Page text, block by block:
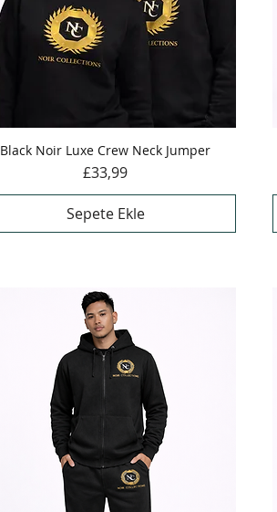
Hızlı Bakış
Black Noir Luxe Crew Neck Jumper
Fiyat
£33,99
Sepete Ekle